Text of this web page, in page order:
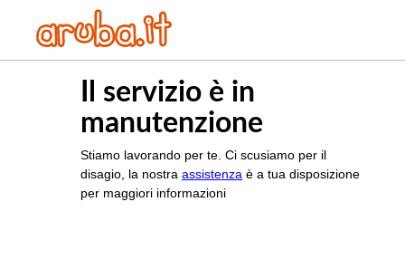
Il servizio è in
manutenzione
Stiamo lavorando per te. Ci scusiamo per il
disagio, la nostra assistenza è a tua disposizione
per maggiori informazioni